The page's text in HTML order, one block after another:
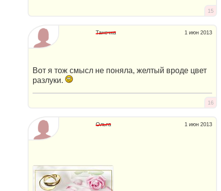
15
1 июн 2013
Танечка
Вот я тож смысл не поняла, желтый вроде цвет
разлуки.
16
1 июн 2013
Ольга